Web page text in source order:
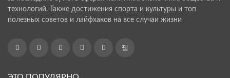
технологий. Также достижения спорта и культуры и топ
полезных советов и лайфхаков на все случаи жизни